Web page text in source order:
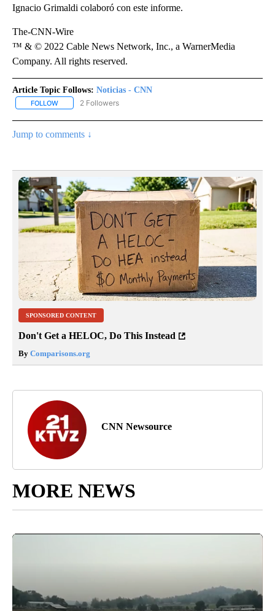
Ignacio Grimaldi colaboró con este informe.
The-CNN-Wire
™ & © 2022 Cable News Network, Inc., a WarnerMedia
Company. All rights reserved.
Article Topic Follows: Noticias - CNN
FOLLOW FOLLOW "NOTICIAS - CNN" TO RECEIVE NOTIFICATIONS ABOUT
2 Followers
Jump to comments ↓
SPONSORED CONTENT
Don't Get a HELOC, Do This Instead
By Comparisons.org
CNN Newsource
MORE NEWS